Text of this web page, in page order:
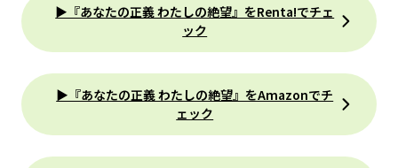
▶『あなたの正義 わたしの絶望』をRenta!でチェ
ック
▶『あなたの正義 わたしの絶望』をAmazonでチ
ェック